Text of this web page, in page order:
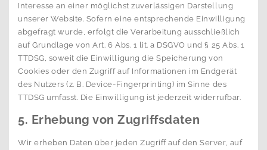
Interesse an einer möglichst zuverlässigen Darstellung
unserer Website. Sofern eine entsprechende Einwilligung
abgefragt wurde, erfolgt die Verarbeitung ausschließlich
auf Grundlage von Art. 6 Abs. 1 lit. a DSGVO und § 25 Abs. 1
TTDSG, soweit die Einwilligung die Speicherung von
Cookies oder den Zugriff auf Informationen im Endgerät
des Nutzers (z. B. Device-Fingerprinting) im Sinne des
TTDSG umfasst. Die Einwilligung ist jederzeit widerrufbar.
5. Erhebung von Zugriffsdaten
Wir erheben Daten über jeden Zugriff auf den Server, auf